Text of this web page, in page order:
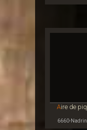
Aire de pique-nique de la Plaine des
6660-Nadrin